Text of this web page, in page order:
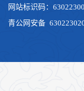
网站标识码：
青公网安备